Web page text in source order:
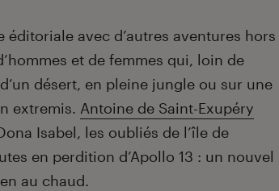
éditoriale avec d’autres aventures hors
et de femmes qui, loin de
désert, en pleine jungle ou sur une
extremis. Antoine de Saint-Exupéry
Isabel, les oubliés de l’île de
en perdition d’Apollo 13 : un nouvel
au chaud.